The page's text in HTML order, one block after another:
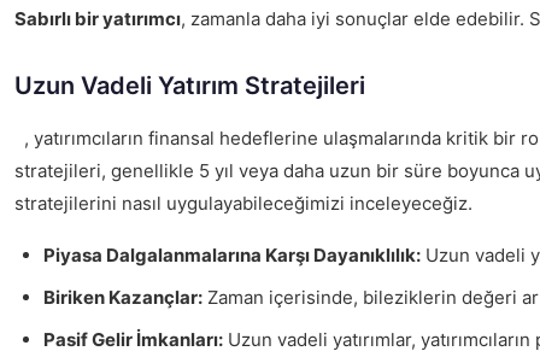
Sabırlı bir yatırımcı, zamanla daha iyi sonuçlar elde edebilir.
Uzun Vadeli Yatırım Stratejileri
, yatırımcıların finansal hedeflerine ulaşmalarında kritik bir
stratejileri, genellikle 5 yıl veya daha uzun bir süre boyunca
stratejilerini nasıl uygulayabileceğimizi inceleyeceğiz.
Piyasa Dalgalanmalarına Karşı Dayanıklılık: Uzun vadeli
Biriken Kazançlar: Zaman içerisinde, bileziklerin değeri
Pasif Gelir İmkanları: Uzun vadeli yatırımlar,